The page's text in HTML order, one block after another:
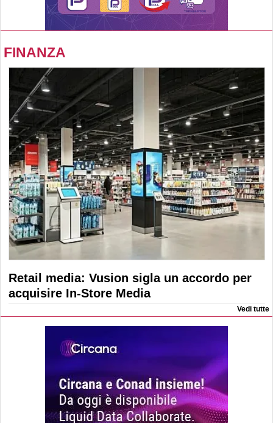
FINANZA
Retail media: Vusion sigla un accordo per
acquisire In-Store Media
Vedi tutte